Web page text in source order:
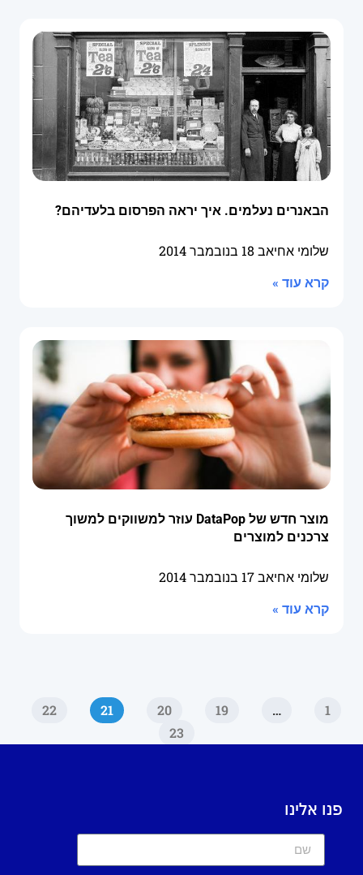
הבאנרים נעלמים. איך יראה הפרסום בלעדיהם?
שלומי אחיאב 18 בנובמבר 2014
קרא עוד »
מוצר חדש של DataPop עוזר למשווקים למשוך
צרכנים למוצרים
שלומי אחיאב17 בנובמבר 2014
קרא עוד »
1
…
19
20
21
22
23
פנו אלינו